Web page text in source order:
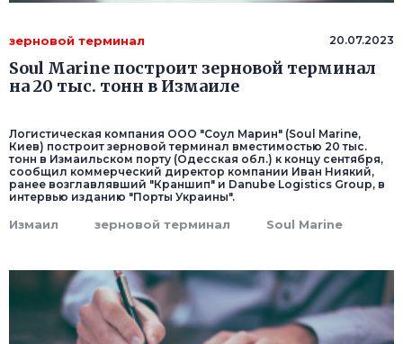
зерновой терминал 20.07.2023
Soul Marine построит зерновой терминал
на 20 тыс. тонн в Измаиле
Логистическая компания ООО "Соул Марин" (Soul Marine,
Киев) построит зерновой терминал вместимостью 20 тыс.
тонн в Измаильском порту (Одесская обл.) к концу сентября,
сообщил коммерческий директор компании Иван Ниякий,
ранее возглавлявший "Краншип" и Danube Logistics Group, в
интервью изданию "Порты Украины".
Измаил зерновой терминал Soul Marine